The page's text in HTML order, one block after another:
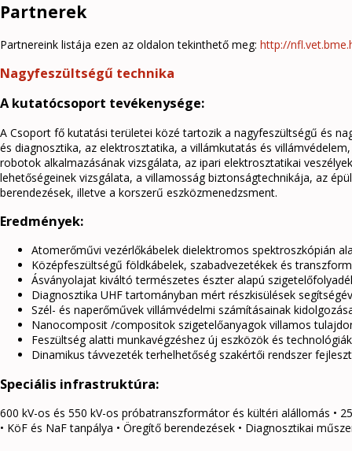
Partnerek
Partnereink listája ezen az oldalon tekinthető meg: http://
Nagyfeszültségű technika
A kutatócsoport tevékenysége:
A Csoport fő kutatási területei közé tartozik a nagyfeszültségű és
és diagnosztika, az elektrosztatika, a villámkutatás és
robotok alkalmazásának vizsgálata, az ipari elektrosztatikai
lehetőségeinek vizsgálata, a villamosság biztonságtechnikája, az
berendezések, illetve a korszerű eszközmenedzsment.
Eredmények:
Atomerőművi vezérlőkábelek dielektromos spektroszkópián
Középfeszültségű földkábelek, szabadvezetékek és
Ásványolajat kiváltó természetes észter alapú
Diagnosztika UHF tartományban mért részkisülések
Szél- és naperőművek villámvédelmi számításainak
Nanocomposit /compositok szigetelőanyagok villamos
Feszültség alatti munkavégzéshez új eszközök és
Dinamikus távvezeték terhelhetőség szakértői rendszer
Speciális infrastruktúra:
600 kV-os és 550 kV-os próbatranszformátor és kültéri alállomás •
• KöF és NaF tanpálya • Öregítő berendezések • Diagnosztikai